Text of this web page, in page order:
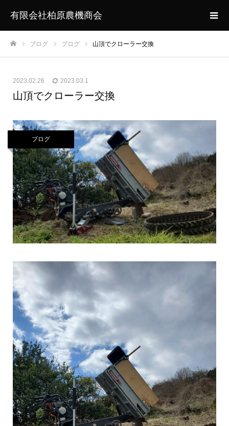
有限会社柏原農機商会
ブログ ブログ 山頂でクローラー交換
2023.02.26 2023.03.1
山頂でクローラー交換
ブログ